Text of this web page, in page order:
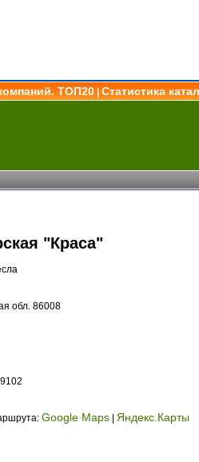
ТОП20 Статистика
"Краса"
обл. 86008
Google Maps | Яндекс.Карты